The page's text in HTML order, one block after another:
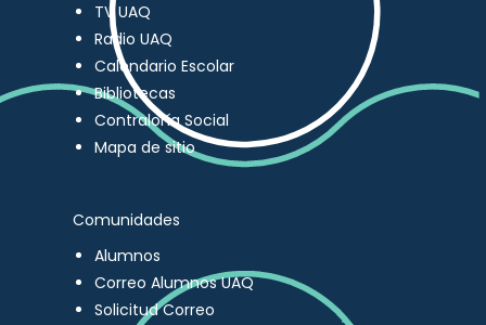
TV UAQ
Radio UAQ
Calendario Escolar
Bibliotecas
Contraloría Social
Mapa de sitio
Comunidades
Alumnos
Correo Alumnos UAQ
Solicitud Correo